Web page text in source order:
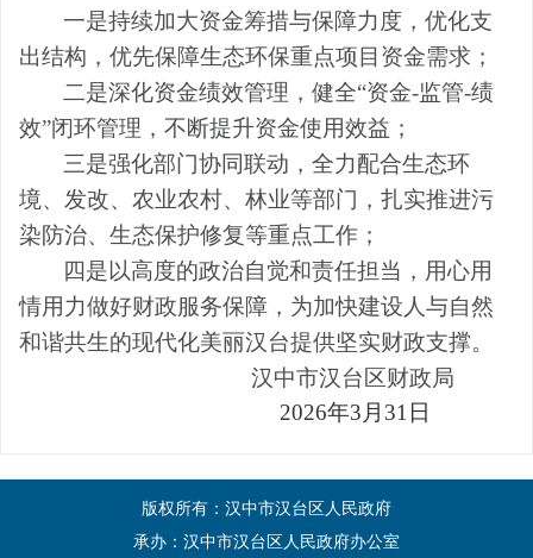
一是持续加大资金筹措与保障力度，优化支
出结构，优先保障生态环保重点项目资金需求；
二是深化资金绩效管理，健全“资金-监管-绩
效”闭环管理，不断提升资金使用效益；
三是强化部门协同联动，全力配合生态环
境、发改、农业农村、林业等部门，扎实推进污
染防治、生态保护修复等重点工作；
四是以高度的政治自觉和责任担当，用心用
情用力做好财政服务保障，为加快建设人与自然
和谐共生的现代化美丽汉台提供坚实财政支撑。
汉中市汉台区财政局
2026年3月31日
版权所有：汉中市汉台区人民政府
承办：汉中市汉台区人民政府办公室